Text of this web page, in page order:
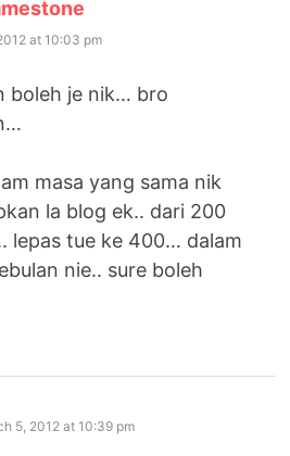
at 10:03 pm
boleh je nik… bro
masa yang sama nik
la blog ek.. dari 200
lepas tue ke 400… dalam
nie.. sure boleh
5, 2012 at 10:39 pm